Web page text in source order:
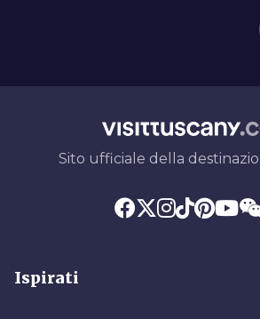
Sito ufficiale della
Ispirati